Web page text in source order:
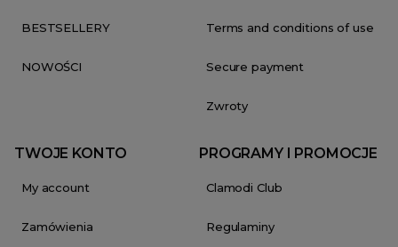
BESTSELLERY
NOWOŚCI
Terms and conditions of use
Secure payment
Zwroty
TWOJE KONTO
My account
Zamówienia
PROGRAMY I PROMOCJE
Clamodi Club
Regulaminy